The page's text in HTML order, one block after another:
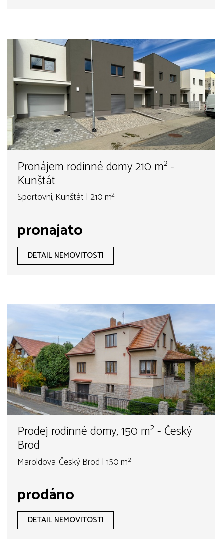
Pronájem rodinné domy 210 m² -
Kunštát
Sportovní, Kunštát | 210 m²
pronajato
DETAIL NEMOVITOSTI
Prodej rodinné domy, 150 m² - Český
Brod
Maroldova, Český Brod | 150 m²
prodáno
DETAIL NEMOVITOSTI